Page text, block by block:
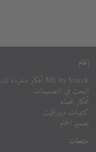
إلهام
ME by Starck أفكار متفردة لك ولحمامك
البحث في التصميمات
أفكار للحمام
كتيبات ديوراڨيت
تصميم الحمام
منتجات